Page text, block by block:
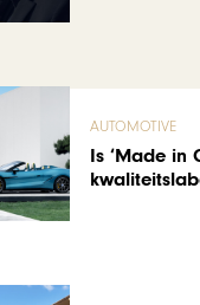
AUTOMOTIVE
Is ‘Made in